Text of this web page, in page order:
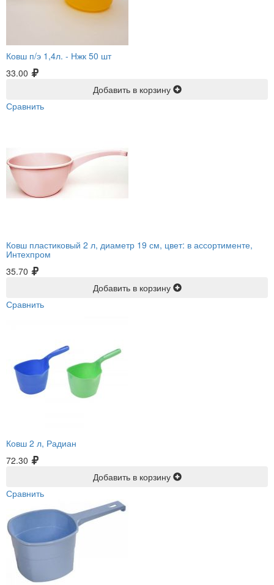
Ковш п/э 1,4л. - Нжк 50 шт
33.00
Добавить в корзину
Сравнить
Ковш пластиковый 2 л, диаметр 19 см, цвет: в ассортименте,
Интехпром
35.70
Добавить в корзину
Сравнить
Ковш 2 л, Радиан
72.30
Добавить в корзину
Сравнить